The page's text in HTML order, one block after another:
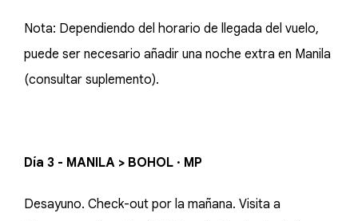
Nota: Dependiendo del horario de llegada del vuelo,
puede ser necesario añadir una noche extra en Manila
(consultar suplemento).
Día 3 - MANILA > BOHOL · MP
Desayuno. Check-out por la mañana. Visita a